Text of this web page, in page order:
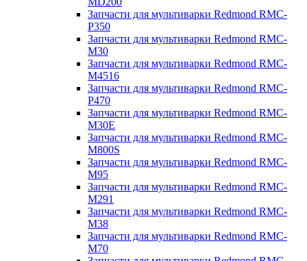
Запчасти для мультиварки Redmond RMC-
P350
Запчасти для мультиварки Redmond RMC-
M30
Запчасти для мультиварки Redmond RMC-
M4516
Запчасти для мультиварки Redmond RMC-
P470
Запчасти для мультиварки Redmond RMC-
M30E
Запчасти для мультиварки Redmond RMC-
M800S
Запчасти для мультиварки Redmond RMC-
M95
Запчасти для мультиварки Redmond RMC-
M291
Запчасти для мультиварки Redmond RMC-
M38
Запчасти для мультиварки Redmond RMC-
M70